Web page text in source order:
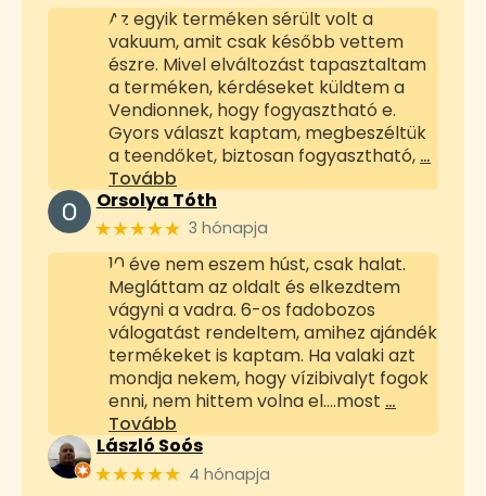
Az egyik terméken sérült volt a
vakuum, amit csak később vettem
észre. Mivel elváltozást tapasztaltam
a terméken, kérdéseket küldtem a
Vendionnek, hogy fogyasztható e.
Gyors választ kaptam, megbeszéltük
a teendőket, biztosan fogyasztható, …
Tovább
Orsolya Tóth
★★★★★ 3 hónapja
10 éve nem eszem húst, csak halat.
Megláttam az oldalt és elkezdtem
vágyni a vadra. 6-os fadobozos
válogatást rendeltem, amihez ajándék
termékeket is kaptam. Ha valaki azt
mondja nekem, hogy vízibivalyt fogok
enni, nem hittem volna el....most …
Tovább
László Soós
★★★★★ 4 hónapja